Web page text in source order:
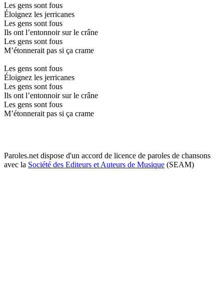
Les gens sont fous
Éloignez les jerricanes
Les gens sont fous
Ils ont l’entonnoir sur le crâne
Les gens sont fous
M’étonnerait pas si ça crame
Les gens sont fous
Éloignez les jerricanes
Les gens sont fous
Ils ont l’entonnoir sur le crâne
Les gens sont fous
M’étonnerait pas si ça crame
Paroles.net dispose d'un accord de licence de paroles de chansons
avec la Société des Editeurs et Auteurs de Musique (SEAM)